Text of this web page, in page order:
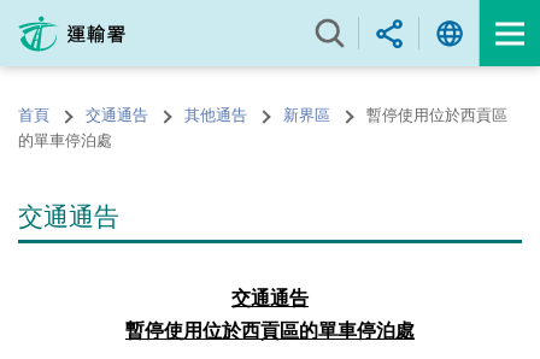
內
的首頁 交通通告 其他通告 新界區
暫停使用位於西貢區
的單車停泊處
交通通告
交通通告
暫停使用位於西貢區的單車停泊處